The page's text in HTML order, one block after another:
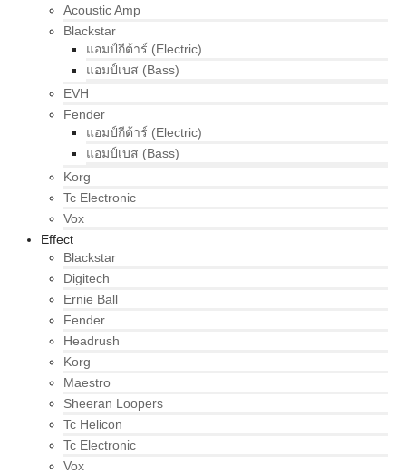
Acoustic Amp
Blackstar
แอมป์กีต้าร์ (Electric)
แอมป์เบส (Bass)
EVH
Fender
แอมป์กีต้าร์ (Electric)
แอมป์เบส (Bass)
Korg
Tc Electronic
Vox
Effect
Blackstar
Digitech
Ernie Ball
Fender
Headrush
Korg
Maestro
Sheeran Loopers
Tc Helicon
Tc Electronic
Vox